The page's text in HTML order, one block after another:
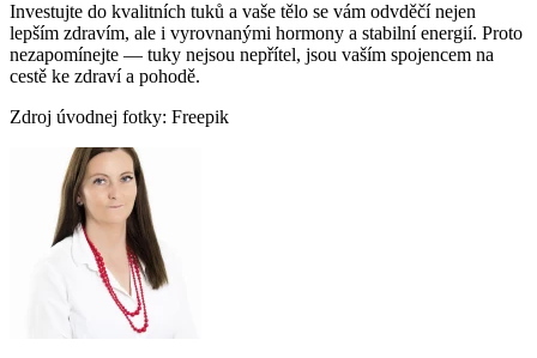
Investujte do kvalitních tuků a vaše tělo se vám odvděčí nejen
lepším zdravím, ale i vyrovnanými hormony a stabilní energií. Proto
nezapomínejte — tuky nejsou nepřítel, jsou vaším spojencem na
cestě ke zdraví a pohodě.
Zdroj úvodnej fotky: Freepik